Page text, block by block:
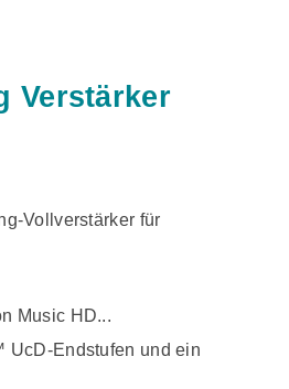
Verstärker
Vollverstärker für
Music HD...
Endstufen und ein